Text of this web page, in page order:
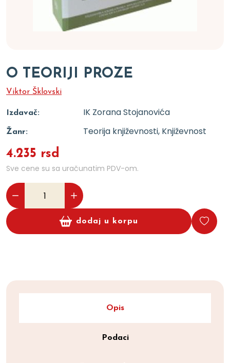
O TEORIJI PROZE
Viktor Šklovski
Izdavač: IK Zorana Stojanovića
Žanr: Teorija književnosti, Književnost
4.235 rsd
Sve cene su sa uračunatim PDV-om.
dodaj u korpu
Opis
Podaci